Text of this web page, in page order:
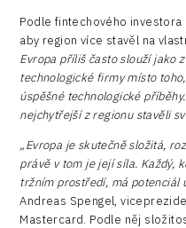
Podle fintechového investora
aby region více stavěl na
Evropa příliš často slouží jako
technologické firmy místo
úspěšné technologické
nejchytřejší z regionu stavěli
„Evropa je skutečně složitá,
právě v tom je její síla. Každý,
tržním prostředí, má potenciál
Andreas Spengel,
Mastercard. Podle něj